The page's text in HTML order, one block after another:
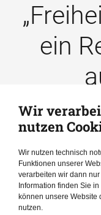
ein
sie
Wir
nutzen
Wir nutzen technisch
Funktionen unserer
verarbeiten wir dann
Information finden Sie
können unsere Website
nutzen.